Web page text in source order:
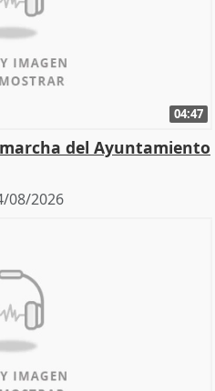
04:47
del Ayuntamiento
08/2026